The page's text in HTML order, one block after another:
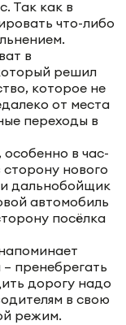
Так как в
что-либо
в
решил
которое не
от места
переходы в
в час-
нового
дальнобойщик
автомобиль
посёлка
пренебрегать
дорогу надо
в свою
режим.